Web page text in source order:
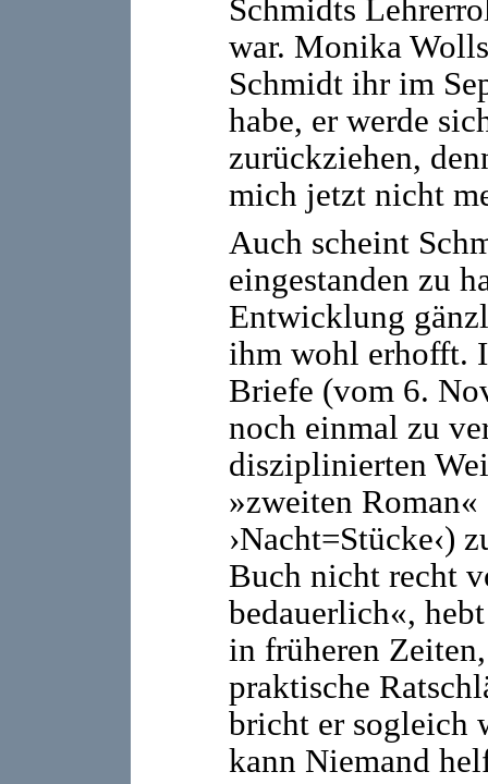
Schmidts
war. Monika
Schmidt ihr im
habe, er werde
zurückziehen,
mich jetzt nicht
Auch scheint
eingestanden zu
Entwicklung
ihm wohl erhofft.
Briefe (vom 6.
noch einmal zu
disziplinierten
»zweiten
›Nacht=Stücke‹)
Buch nicht recht
bedauerlich«,
in früheren
praktische
bricht er sogleich
kann Niemand